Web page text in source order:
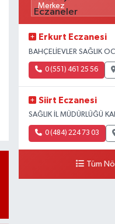
Erkurt Eczanesi
BAHÇELİEVLER SAĞLIK
0 (551) 461 25 56
Siirt Eczanesi
SAĞLIK İL MÜDÜRLÜĞÜ
0 (484) 224 73 03
Tüm